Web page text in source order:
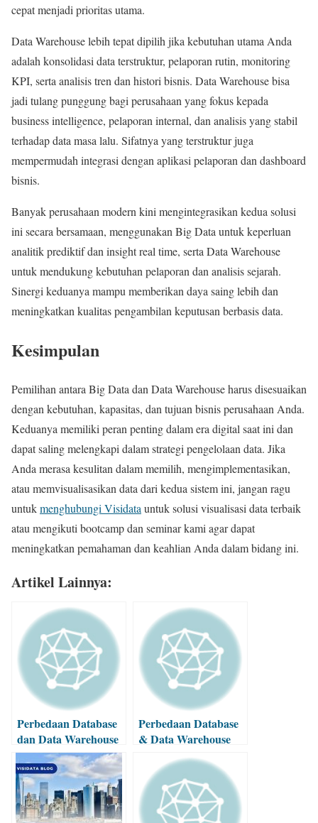
cepat menjadi prioritas utama.
Data Warehouse lebih tepat dipilih jika kebutuhan utama Anda
adalah konsolidasi data terstruktur, pelaporan rutin, monitoring
KPI, serta analisis tren dan histori bisnis. Data Warehouse bisa
jadi tulang punggung bagi perusahaan yang fokus kepada
business intelligence, pelaporan internal, dan analisis yang stabil
terhadap data masa lalu. Sifatnya yang terstruktur juga
mempermudah integrasi dengan aplikasi pelaporan dan dashboard
bisnis.
Banyak perusahaan modern kini mengintegrasikan kedua solusi
ini secara bersamaan, menggunakan Big Data untuk keperluan
analitik prediktif dan insight real time, serta Data Warehouse
untuk mendukung kebutuhan pelaporan dan analisis sejarah.
Sinergi keduanya mampu memberikan daya saing lebih dan
meningkatkan kualitas pengambilan keputusan berbasis data.
Kesimpulan
Pemilihan antara Big Data dan Data Warehouse harus disesuaikan
dengan kebutuhan, kapasitas, dan tujuan bisnis perusahaan Anda.
Keduanya memiliki peran penting dalam era digital saat ini dan
dapat saling melengkapi dalam strategi pengelolaan data. Jika
Anda merasa kesulitan dalam memilih, mengimplementasikan,
atau memvisualisasikan data dari kedua sistem ini, jangan ragu
untukmenghubungi Visidata untuk solusi visualisasi data terbaik
atau mengikuti bootcamp dan seminar kami agar dapat
meningkatkan pemahaman dan keahlian Anda dalam bidang ini.
Artikel Lainnya:
Perbedaan Database
dan Data Warehouse
Secara Lengkap
Perbedaan Database
& Data Warehouse